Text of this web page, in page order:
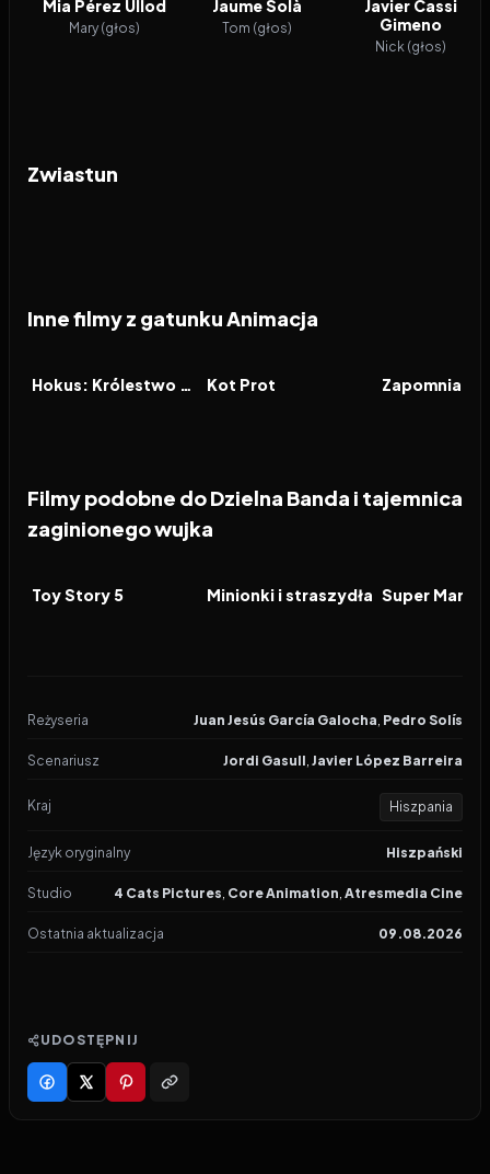
Mia Pérez Ullod
Mary (głos)
Jaume Solà
Tom (głos)
Javier Cassi
Gimeno
Nick (głos)
Zwiastun
Inne filmy z gatunku Animacja
FILM Hokus: Królestwo magii FILM
Kot Prot FILM
Zapomniana
Filmy podobne do Dzielna Banda i tajemnica
zaginionego wujka
FILM
Toy Story 5 FILM
Minionki i straszydła FILM
Reżyseria Juan Jesús García Galocha, Pedro Solís
Scenariusz Jordi Gasull, Javier López Barreira
Kraj Hiszpania
Język oryginalny Hiszpański
Studio 4 Cats Pictures, Core Animation, Atresmedia Cine
Ostatnia aktualizacja 09.08.2026
UDOSTĘPNIJ